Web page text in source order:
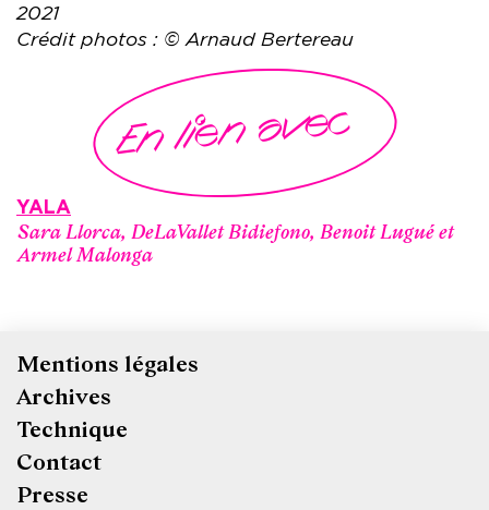
2021
Crédit photos : © Arnaud Bertereau
En lien avec
YALA
Sara Llorca, DeLaVallet Bidiefono, Benoit Lugué et
Armel Malonga
de
page
Mentions légales
Archives
Technique
Contact
Presse